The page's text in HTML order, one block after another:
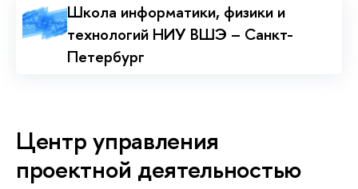
Школа информатики, физики и
технологий НИУ ВШЭ – Санкт-
Петербург
Центр управления
проектной деятельностью